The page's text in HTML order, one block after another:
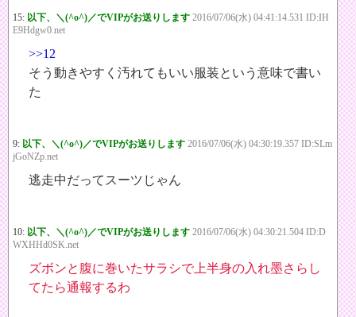
15: 以下、＼(^o^)／でVIPがお送りします 2016/07/06(水) 04:41:14.531 ID:IH
E9Hdgw0.net
>>12
そう動きやすく汚れてもいい服装という意味で書い
た
9: 以下、＼(^o^)／でVIPがお送りします 2016/07/06(水) 04:30:19.357 ID:SLm
jGoNZp.net
逃走中だってスーツじゃん
10: 以下、＼(^o^)／でVIPがお送りします 2016/07/06(水) 04:30:21.504 ID:D
WXHHd0SK.net
ズボンと腹に巻いたサラシで上半身の入れ墨さらし
てたら通報するわ